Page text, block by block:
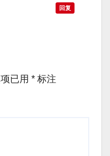
回复
已用 * 标注